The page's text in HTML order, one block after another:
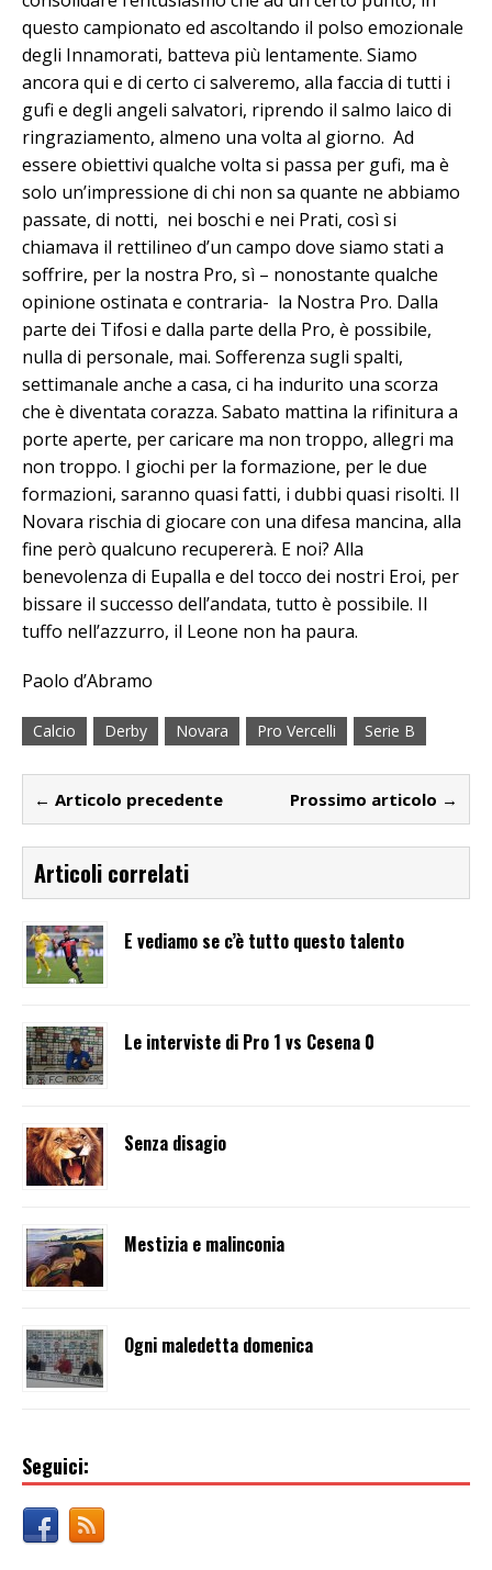
questo campionato ed ascoltando il polso emozionale
degli Innamorati, batteva più lentamente. Siamo
ancora qui e di certo ci salveremo, alla faccia di tutti i
gufi e degli angeli salvatori, riprendo il salmo laico di
ringraziamento, almeno una volta al giorno. Ad
essere obiettivi qualche volta si passa per gufi, ma è
solo un’impressione di chi non sa quante ne abbiamo
passate, di notti, nei boschi e nei Prati, così si
chiamava il rettilineo d’un campo dove siamo stati a
soffrire, per la nostra Pro, sì – nonostante qualche
opinione ostinata e contraria- la Nostra Pro. Dalla
parte dei Tifosi e dalla parte della Pro, è possibile,
nulla di personale, mai. Sofferenza sugli spalti,
settimanale anche a casa, ci ha indurito una scorza
che è diventata corazza. Sabato mattina la rifinitura a
porte aperte, per caricare ma non troppo, allegri ma
non troppo. I giochi per la formazione, per le due
formazioni, saranno quasi fatti, i dubbi quasi risolti. Il
Novara rischia di giocare con una difesa mancina, alla
fine però qualcuno recupererà. E noi? Alla
benevolenza di Eupalla e del tocco dei nostri Eroi, per
bissare il successo dell’andata, tutto è possibile. Il
tuffo nell’azzurro, il Leone non ha paura.
Paolo d’Abramo
Calcio Derby Novara Pro Vercelli Serie B
← Articolo precedente Prossimo articolo →
Articoli correlati
E vediamo se c’è tutto questo talento
Le interviste di Pro 1 vs Cesena 0
Senza disagio
Mestizia e malinconia
Ogni maledetta domenica
Seguici: